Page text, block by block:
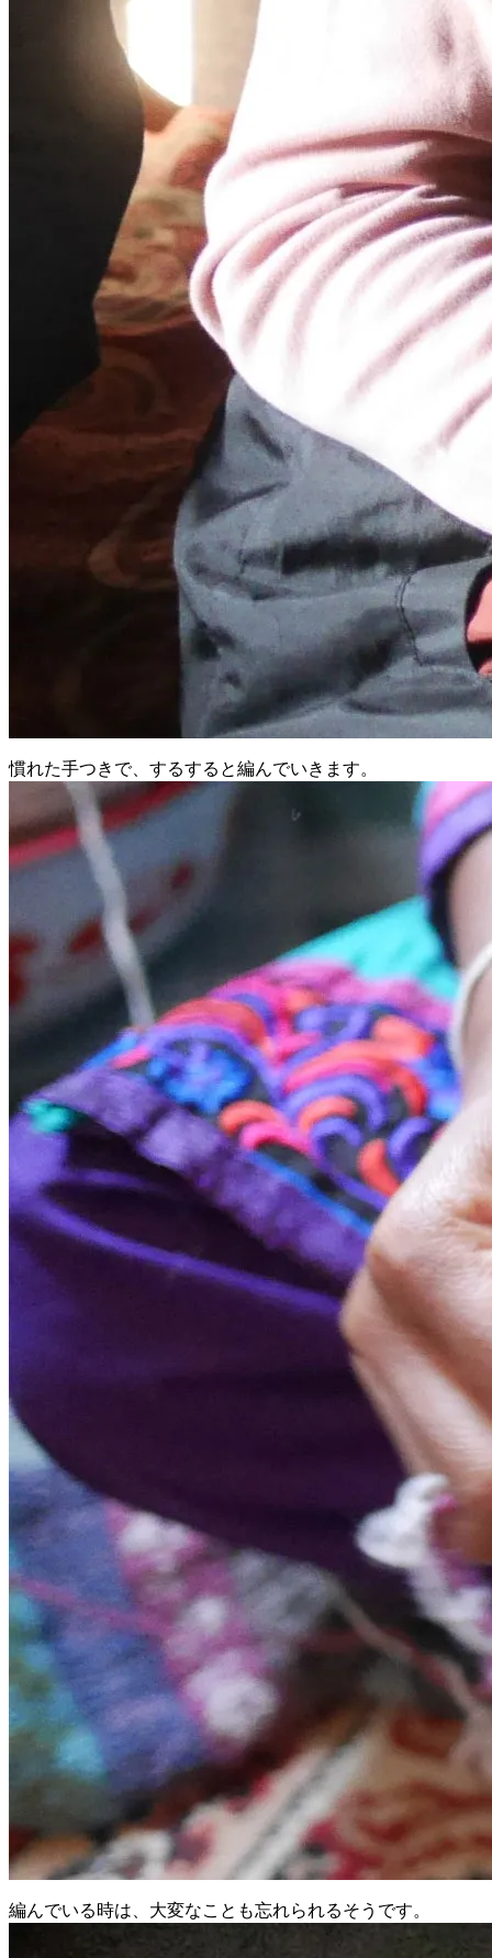
慣れた手つきで、するすると編んでいきます。
編んでいる時は、大変なことも忘れられるそうです。